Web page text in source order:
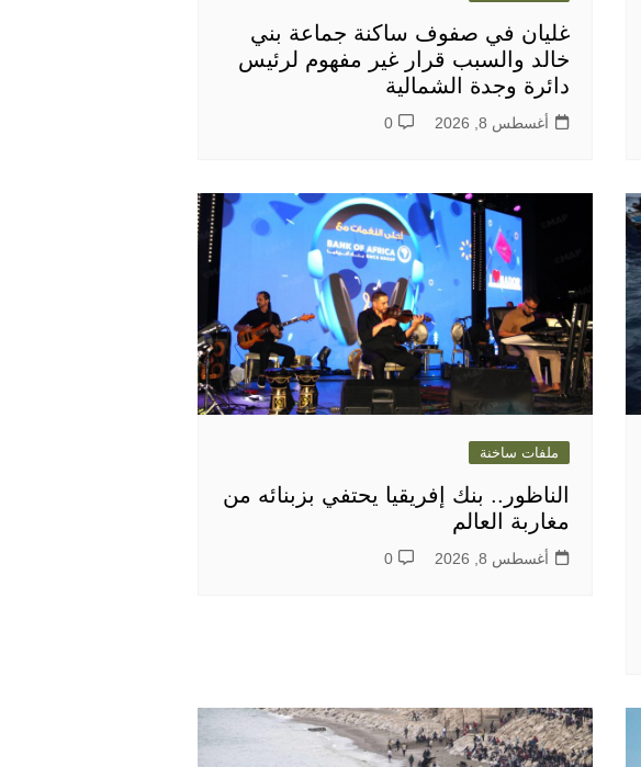
غليان في صفوف ساكنة جماعة بني
خالد والسبب قرار غير مفهوم لرئيس
دائرة وجدة الشمالية
أغسطس 8, 2026 0
ملفات ساخنة
الناظور.. بنك إفريقيا يحتفي بزبنائه من
مغاربة العالم
أغسطس 8, 2026 0